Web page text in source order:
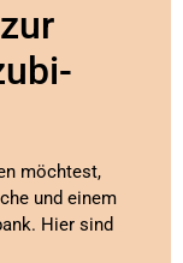
möchtest,
und einem
Hier sind